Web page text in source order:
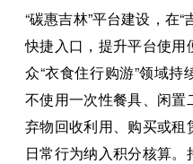
“碳惠吉林”平台建设，在
快捷入口，提升平台使
众“衣食住行购游”领域
不使用一次性餐具、闲
弃物回收利用、购买或
日常行为纳入积分核算